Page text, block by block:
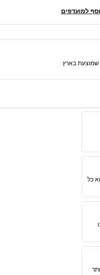
למועדפים
שמוצעת בארץ
כל